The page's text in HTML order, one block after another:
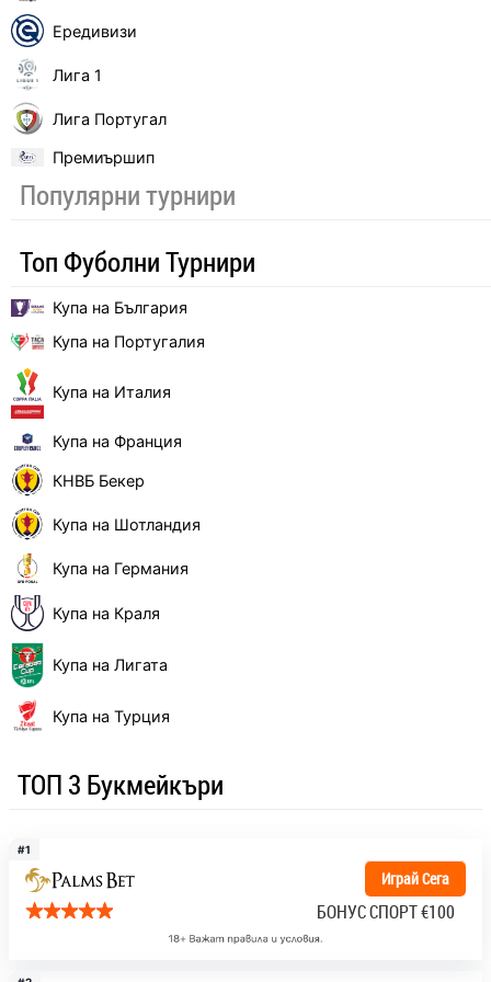
Ередивизи
Лига 1
Лига Португал
Премиършип
Популярни турнири
Топ Фуболни Турнири
Купа на България
Купа на Португалия
Купа на Италия
Купа на Франция
КНВБ Бекер
Купа на Шотландия
Купа на Германия
Купа на Краля
Купа на Лигата
Купа на Турция
ТОП 3 Букмейкъри
#1
Играй Сега
БОНУС СПОРТ€100